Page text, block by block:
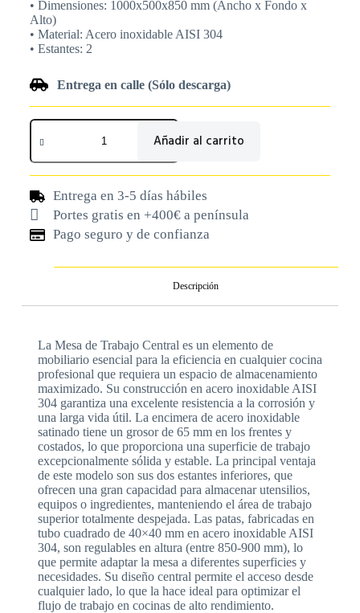
• Dimensiones: 1000x500x850 mm (Ancho x Fondo x
Alto)
• Material: Acero inoxidable AISI 304
• Estantes: 2
Entrega en calle (Sólo descarga)
Añadir al carrito
Entrega en 3-5 días hábiles
Portes gratis en +400€ a península
Pago seguro y de confianza
Descripción
La Mesa de Trabajo Central es un elemento de
mobiliario esencial para la eficiencia en cualquier cocina
profesional que requiera un espacio de almacenamiento
maximizado. Su construcción en acero inoxidable AISI
304 garantiza una excelente resistencia a la corrosión y
una larga vida útil. La encimera de acero inoxidable
satinado tiene un grosor de 65 mm en los frentes y
costados, lo que proporciona una superficie de trabajo
excepcionalmente sólida y estable. La principal ventaja
de este modelo son sus dos estantes inferiores, que
ofrecen una gran capacidad para almacenar utensilios,
equipos o ingredientes, manteniendo el área de trabajo
superior totalmente despejada. Las patas, fabricadas en
tubo cuadrado de 40×40 mm en acero inoxidable AISI
304, son regulables en altura (entre 850-900 mm), lo
que permite adaptar la mesa a diferentes superficies y
necesidades. Su diseño central permite el acceso desde
cualquier lado, lo que la hace ideal para optimizar el
flujo de trabajo en cocinas de alto rendimiento.